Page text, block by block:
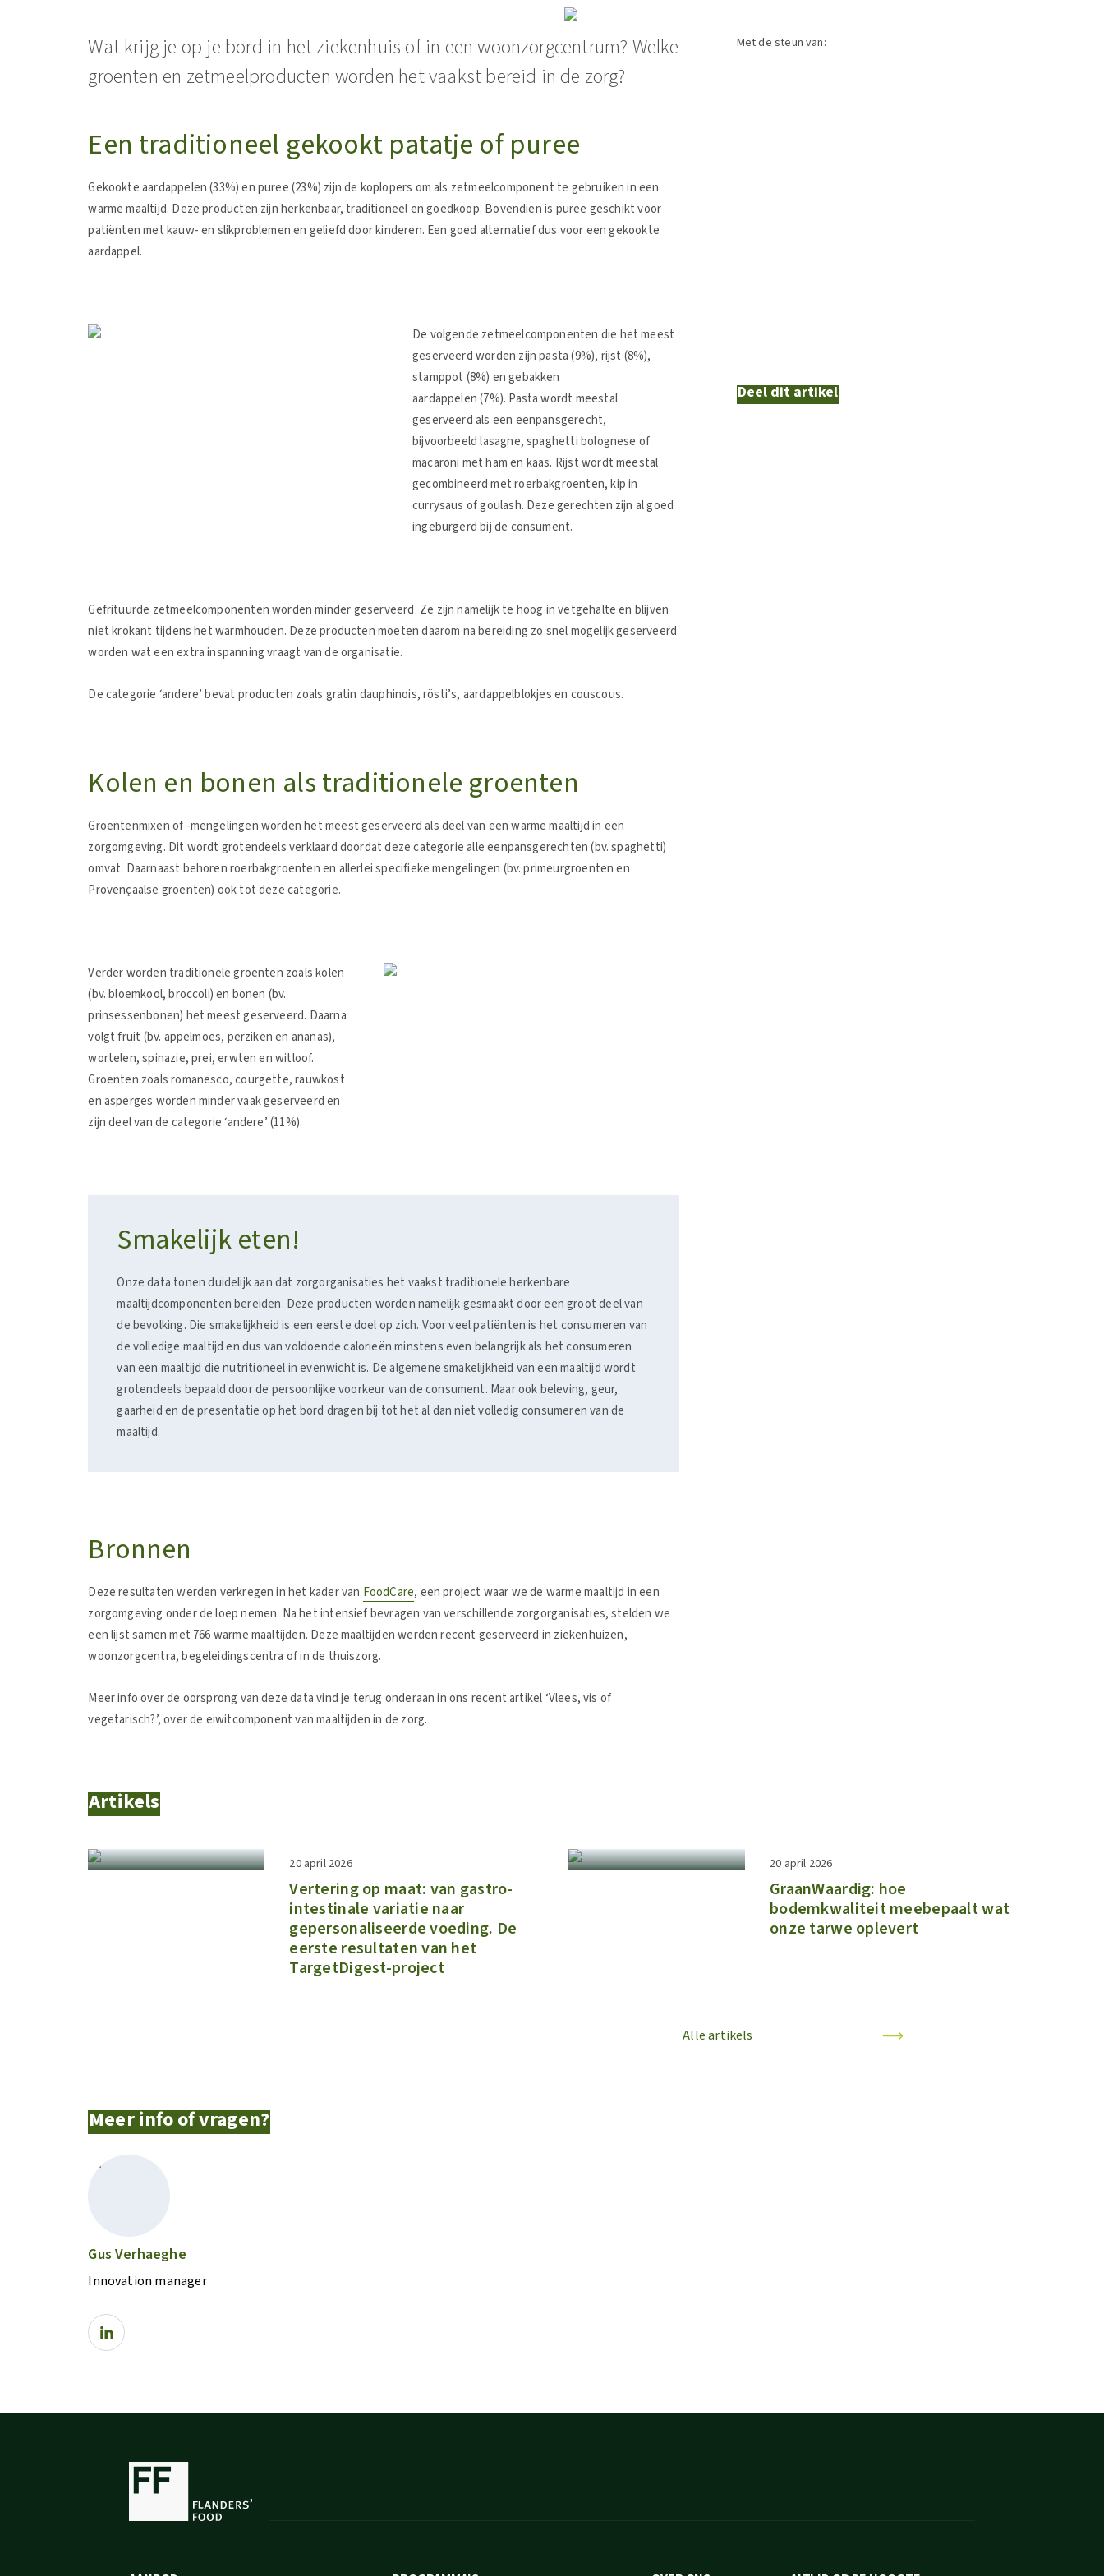
Wat krijg je op je bord in het ziekenhuis of in een woonzorgcentrum? Welke
groenten en zetmeelproducten worden het vaakst bereid in de zorg?
Een traditioneel gekookt patatje of puree
Gekookte aardappelen (33%) en puree (23%) zijn de koplopers om als zetmeelcomponent te gebruiken in een
warme maaltijd. Deze producten zijn herkenbaar, traditioneel en goedkoop. Bovendien is puree geschikt voor
patiënten met kauw- en slikproblemen en geliefd door kinderen. Een goed alternatief dus voor een gekookte
aardappel.
De volgende zetmeelcomponenten die het meest
geserveerd worden zijn pasta (9%), rijst (8%),
stamppot (8%) en gebakken
aardappelen (7%). Pasta wordt meestal
geserveerd als een eenpansgerecht,
bijvoorbeeld lasagne, spaghetti bolognese of
macaroni met ham en kaas. Rijst wordt meestal
gecombineerd met roerbakgroenten, kip in
currysaus of goulash. Deze gerechten zijn al goed
ingeburgerd bij de consument.
Gefrituurde zetmeelcomponenten worden minder geserveerd. Ze zijn namelijk te hoog in vetgehalte en blijven
niet krokant tijdens het warmhouden. Deze producten moeten daarom na bereiding zo snel mogelijk geserveerd
worden wat een extra inspanning vraagt van de organisatie.
De categorie ‘andere’ bevat producten zoals gratin dauphinois, rösti’s, aardappelblokjes en couscous.
Kolen en bonen als traditionele groenten
Groentenmixen of -mengelingen worden het meest geserveerd als deel van een warme maaltijd in een
zorgomgeving. Dit wordt grotendeels verklaard doordat deze categorie alle eenpansgerechten (bv. spaghetti)
omvat. Daarnaast behoren roerbakgroenten en allerlei specifieke mengelingen (bv. primeurgroenten en
Provençaalse groenten) ook tot deze categorie.
Verder worden traditionele groenten zoals kolen
(bv. bloemkool, broccoli) en bonen (bv.
prinsessenbonen) het meest geserveerd. Daarna
volgt fruit (bv. appelmoes, perziken en ananas),
wortelen, spinazie, prei, erwten en witloof.
Groenten zoals romanesco, courgette, rauwkost
en asperges worden minder vaak geserveerd en
zijn deel van de categorie ‘andere’ (11%).
Smakelijk eten!
Onze data tonen duidelijk aan dat zorgorganisaties het vaakst traditionele herkenbare
maaltijdcomponenten bereiden. Deze producten worden namelijk gesmaakt door een groot deel van
de bevolking. Die smakelijkheid is een eerste doel op zich. Voor veel patiënten is het consumeren van
de volledige maaltijd en dus van voldoende calorieën minstens even belangrijk als het consumeren
van een maaltijd die nutritioneel in evenwicht is. De algemene smakelijkheid van een maaltijd wordt
grotendeels bepaald door de persoonlijke voorkeur van de consument. Maar ook beleving, geur,
gaarheid en de presentatie op het bord dragen bij tot het al dan niet volledig consumeren van de
maaltijd.
Bronnen
Deze resultaten werden verkregen in het kader van FoodCare, een project waar we de warme maaltijd in een
zorgomgeving onder de loep nemen. Na het intensief bevragen van verschillende zorgorganisaties, stelden we
een lijst samen met 766 warme maaltijden. Deze maaltijden werden recent geserveerd in ziekenhuizen,
woonzorgcentra, begeleidingscentra of in de thuiszorg.
Meer info over de oorsprong van deze data vind je terug onderaan in ons recent artikel ‘Vlees, vis of
vegetarisch?’, over de eiwitcomponent van maaltijden in de zorg.
Met de steun van:
Deel dit artikel
Artikels
20 april 2026
Vertering op maat: van gastro-
intestinale variatie naar
gepersonaliseerde voeding. De
eerste resultaten van het
TargetDigest-project
20 april 2026
GraanWaardig: hoe
bodemkwaliteit meebepaalt wat
onze tarwe oplevert
Alle artikels
Meer info of vragen?
Gus Verhaeghe
Innovation manager